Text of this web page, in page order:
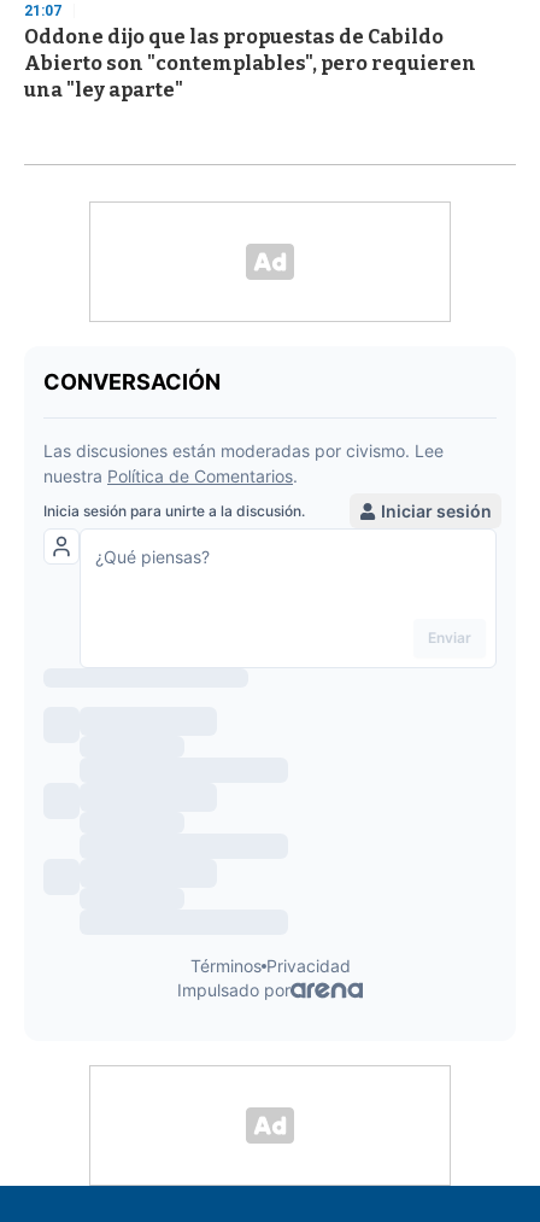
21:07
Oddone dijo que las propuestas de Cabildo
Abierto son "contemplables", pero requieren
una "ley aparte"